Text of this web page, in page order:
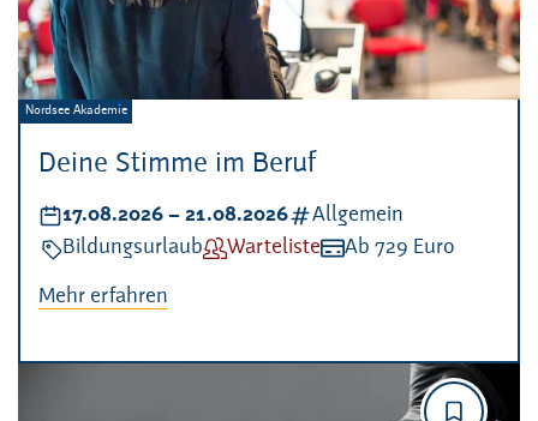
Deine Stimme im Beruf
Veranstalter:
Nordsee Akademie
Datum:
17.08.2026 – bis
21.08.2026Kategorien:
Allgemein
Veranstaltungsart:
BildungsurlaubVerfügbarkeit:
WartelisteKosten:
Ab 729 Euro
Mehr erfahren